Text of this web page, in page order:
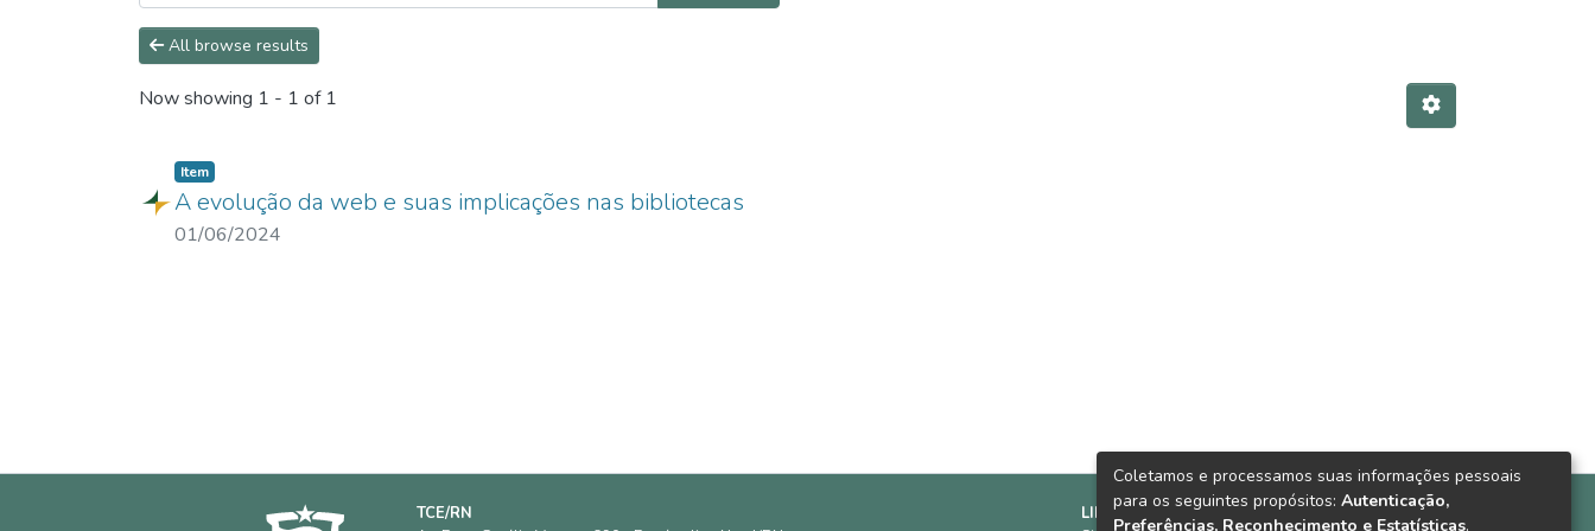
All browse results
Now showing 1 - 1 of 1
Item
A evolução da web e suas implicações nas bibliotecas
01/06/2024
TCE/RN
LINKS SUGERIDOS:
Coletamos e processamos suas informações pessoais
para os seguintes propósitos: Autenticação,
Preferências, Reconhecimento e Estatísticas.